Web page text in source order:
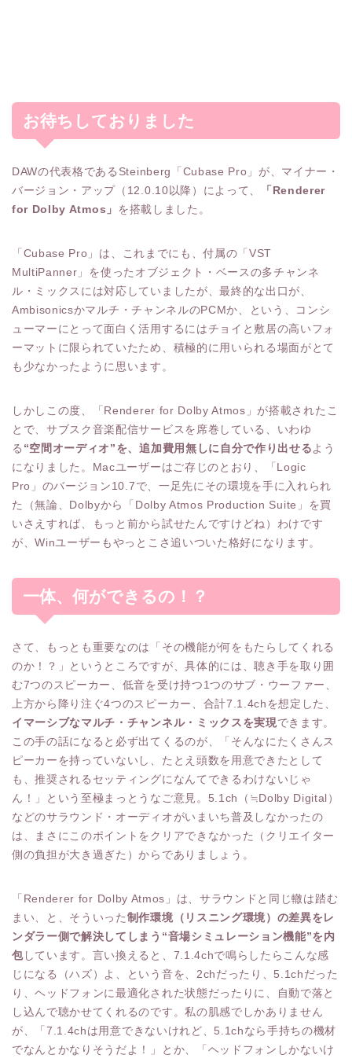
お待ちしておりました
DAWの代表格であるSteinberg「Cubase Pro」が、マイナー・
バージョン・アップ（12.0.10以降）によって、
「Renderer
for Dolby Atmos」 を搭載しました。
「Cubase Pro」は、これまでにも、付属の「VST
MultiPanner」を使ったオブジェクト・ベースの多チャンネ
ル・ミックスには対応していましたが、最終的な出口が、
Ambisonicsかマルチ・チャンネルのPCMか、という、コンシ
ューマーにとって面白く活用するにはチョイと敷居の高いフォ
ーマットに限られていたため、積極的に用いられる場面がとて
も少なかったように思います。
しかしこの度、「Renderer for Dolby Atmos」が搭載されたこ
とで、サブスク音楽配信サービスを席巻している、いわゆ
る “空間オーディオ”を、追加費用無しに自分で作り出せる よう
になりました。Macユーザーはご存じのとおり、「Logic
Pro」のバージョン10.7で、一足先にその環境を手に入れられ
た（無論、Dolbyから「Dolby Atmos Production Suite」を買
いさえすれば、もっと前から試せたんですけどね）わけです
が、Winユーザーもやっとこさ追いついた格好になります。
一体、何ができるの！？
さて、もっとも重要なのは「その機能が何をもたらしてくれる
のか！？」というところですが、具体的には、聴き手を取り囲
む7つのスピーカー、低音を受け持つ1つのサブ・ウーファー、
上方から降り注ぐ4つのスピーカー、合計7.1.4chを想定した、
イマーシブなマルチ・チャンネル・ミックスを実現できます。
この手の話になると必ず出てくるのが、「そんなにたくさんス
ピーカーを持っていないし、たとえ頭数を用意できたとして
も、推奨されるセッティングになんてできるわけないじゃ
ん！」という至極まっとうなご意見。5.1ch（≒Dolby Digital）
などのサラウンド・オーディオがいまいち普及しなかったの
は、まさにこのポイントをクリアできなかった（クリエイター
側の負担が大き過ぎた）からでありましょう。
「Renderer for Dolby Atmos」は、サラウンドと同じ轍は踏む
まい、と、そういった 制作環境（リスニング環境）の差異をレ
ンダラー側で解決してしまう“音場シミュレーション機能”を内
包しています。言い換えると、7.1.4chで鳴らしたらこんな感
じになる（ハズ）よ、という音を、2chだったり、5.1chだった
り、ヘッドフォンに最適化された状態だったりに、自動で落と
し込んで聴かせてくれるのです。私の肌感でしかありません
が、「7.1.4chは用意できないけれど、5.1chなら手持ちの機材
でなんとかなりそうだよ！」とか、「ヘッドフォンしかないけ